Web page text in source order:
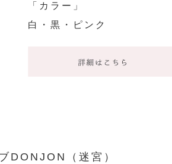
「カラー」
白・黒・ピンク
DONJON（迷宮）